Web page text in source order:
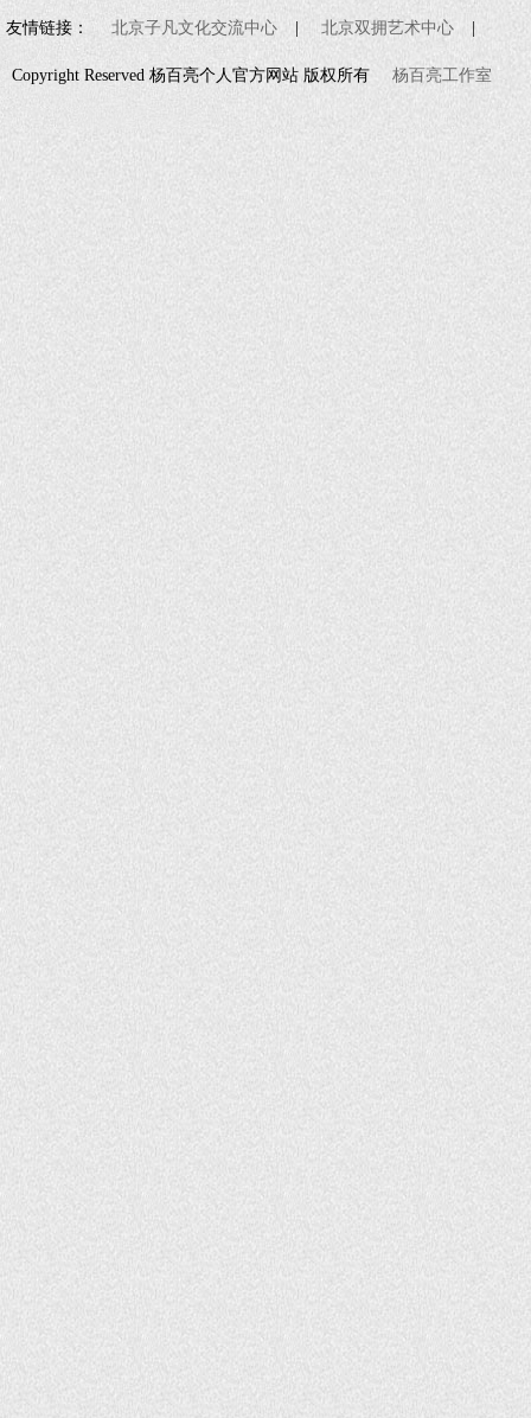
友情链接： 北京子凡文化交流中心 北京双拥艺术中心
Copyright Reserved 杨百亮个人官方网站 版权所有 杨百亮工作室